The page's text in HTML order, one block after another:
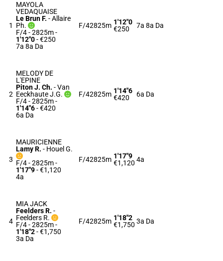
1
MAYOLA
VEDAQUAISE
Le Brun F. -Allaire
Ph.
F/4 - 2825m-
1'12"0- €250
7a 8a Da
F/42825m 1'12"0
€250
7a 8a Da
2
MELODY DE
L'EPINE
Piton J. Ch. -Van
Eeckhaute J.G.
F/4 - 2825m-
1'14"6- €420
6a Da
F/42825m 1'14"6
€420
6a Da
3
MAURICIENNE
Lamy R. - Houel G.
F/4 - 2825m-
1'17"9- €1,120
4a
F/42825m 1'17"9
€1,120 4a
4
MIA JACK
Feelders R. -
Feelders R.
F/4 - 2825m-
1'18"2- €1,750
3a Da
F/42825m 1'18"2
€1,750 3a Da